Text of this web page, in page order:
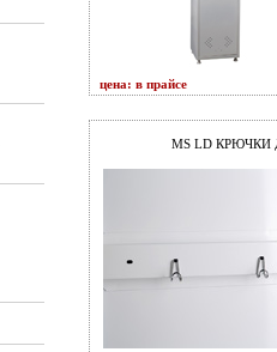
цена: в прайсе
MS LD КРЮЧКИ